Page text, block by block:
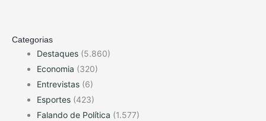
Categorias
Destaques (5.860)
Economia (320)
Entrevistas (6)
Esportes (423)
Falando de Política (1.577)